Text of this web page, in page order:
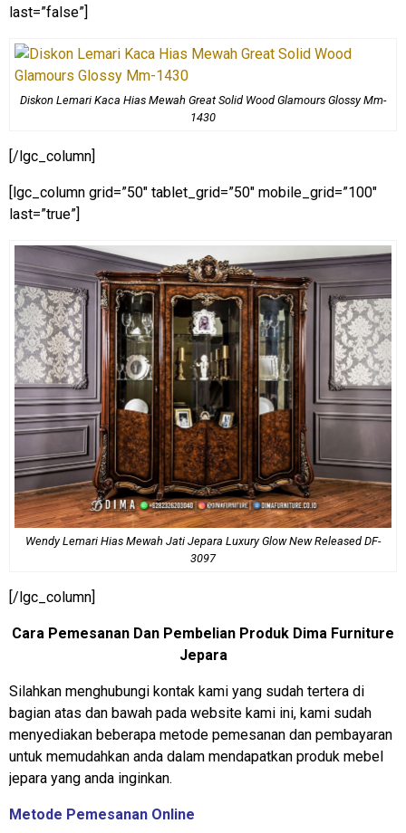
last=”false”]
Diskon Lemari Kaca Hias Mewah Great Solid Wood Glamours Glossy Mm-
1430
[/lgc_column]
[lgc_column grid=”50″ tablet_grid=”50″ mobile_grid=”100″
last=”true”]
Wendy Lemari Hias Mewah Jati Jepara Luxury Glow New Released DF-
3097
[/lgc_column]
Cara Pemesanan Dan Pembelian Produk Dima Furniture
Jepara
Silahkan menghubungi kontak kami yang sudah tertera di
bagian atas dan bawah pada website kami ini, kami sudah
menyediakan beberapa metode pemesanan dan pembayaran
untuk memudahkan anda dalam mendapatkan produk mebel
jepara yang anda inginkan.
Metode Pemesanan Online